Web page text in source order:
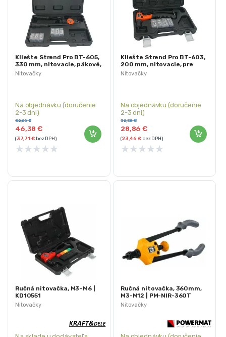
Nitovačky
Kliešte Strend Pro BT-605,
330 mm, nitovacie, pákové,
pre maticové nity, v kufri
Na objednávku (doručenie
2-3 dni)
46,38€
52,00€
(37,71€bez DPH)
★★★★★
Nitovačky
Kliešte Strend Pro BT-603,
200 mm, nitovacie, pre
maticové nity, v kufri
Na objednávku (doručenie
2-3 dni)
28,86€
32,35€
(23,46€bez DPH)
★★★★★
Nitovačky
Ručná nitovačka, M3–M6 |
KD10551
Nitovačky
Ručná nitovačka, 360mm,
M3-M12 | PM-NIR-360T